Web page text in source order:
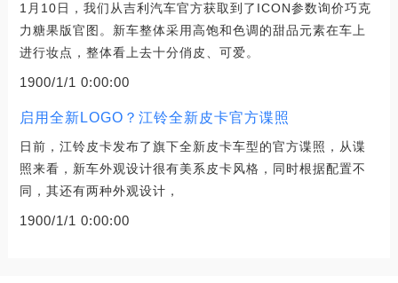
1月10日，我们从吉利汽车官方获取到了ICON参数询价巧克
力糖果版官图。新车整体采用高饱和色调的甜品元素在车上
进行妆点，整体看上去十分俏皮、可爱。
1900/1/1 0:00:00
启用全新LOGO？江铃全新皮卡官方谍照
日前，江铃皮卡发布了旗下全新皮卡车型的官方谍照，从谍
照来看，新车外观设计很有美系皮卡风格，同时根据配置不
同，其还有两种外观设计，
1900/1/1 0:00:00